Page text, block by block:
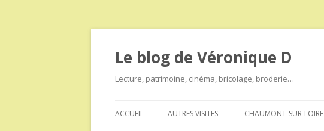
Le blog de Véronique D
Lecture, patrimoine, cinéma, bricolage, broderie…
ACCUEIL AUTRES VISITES CHAUMONT-SUR-LOIRE